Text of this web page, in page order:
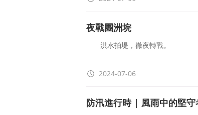
夜戰團洲垸
洪水拍堤，徹夜轉戰。
7月6日，淩晨5點多，敬立群走
2024-07-06
防汛進行時 | 風雨中的堅